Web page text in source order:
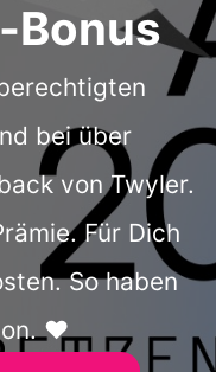
Bonus
bei über
von Twyler.
Für Dich
So haben
❤️